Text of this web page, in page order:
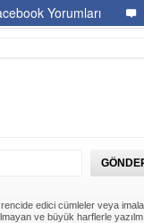
Yorumları
edici cümleler veya
ve büyük harflerle